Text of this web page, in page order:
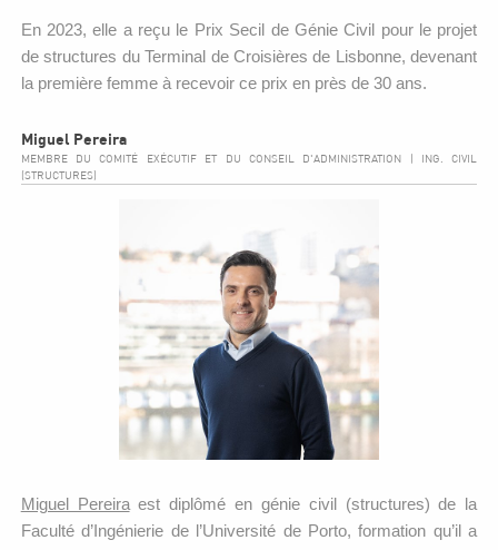
En 2023, elle a reçu le Prix Secil de Génie Civil pour le projet
de structures du Terminal de Croisières de Lisbonne, devenant
la première femme à recevoir ce prix en près de 30 ans.
Miguel Pereira
MEMBRE DU COMITÉ EXÉCUTIF ET DU CONSEIL D'ADMINISTRATION | ING. CIVIL
(STRUCTURES)
Miguel Pereiraest diplômé en génie civil (structures) de la
Faculté d’Ingénierie de l’Université de Porto, formation qu’il a